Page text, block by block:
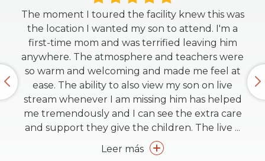
The moment I toured the facility knew this was
the location I wanted my son to attend. I'm a
first-time mom and was terrified leaving him
anywhere. The atmosphere and teachers were
so warm and welcoming and made me feel at
ease. The ability to also view my son on live
stream whenever I am missing him has helped
me tremendously and I can see the extra care
and support they give the children. The live ...
Leer más